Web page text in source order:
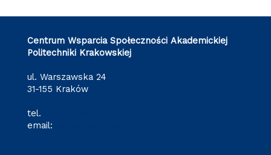
Centrum Wsparcia Społeczności Akademickiej
Politechniki Krakowskiej
ul. Warszawska 24
31-155 Kraków
tel.
email: